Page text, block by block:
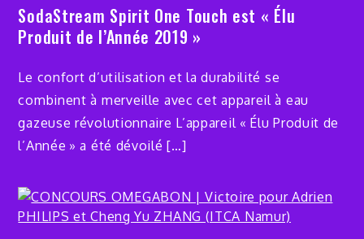
SodaStream Spirit One Touch est « Élu
Produit de l’Année 2019 »
Le confort d’utilisation et la durabilité se
combinent à merveille avec cet appareil à eau
gazeuse révolutionnaire L’appareil « Élu Produit de
l’Année » a été dévoilé […]